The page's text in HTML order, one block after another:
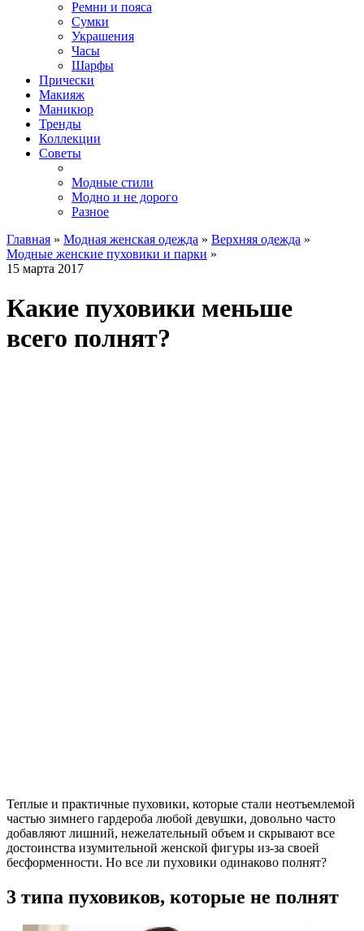
Ремни и пояса
Сумки
Украшения
Часы
Шарфы
Прически
Макияж
Маникюр
Тренды
Коллекции
Советы
Модные стили
Модно и не дорого
Разное
Главная » Модная женская одежда » Верхняя одежда »
Модные женские пуховики и парки »
15 марта 2017
Какие пуховики меньше
всего полнят?
Теплые и практичные пуховики, которые стали неотъемлемой
частью зимнего гардероба любой девушки, довольно часто
добавляют лишний, нежелательный объем и скрывают все
достоинства изумительной женской фигуры из-за своей
бесформенности. Но все ли пуховики одинаково полнят?
3 типа пуховиков, которые не полнят